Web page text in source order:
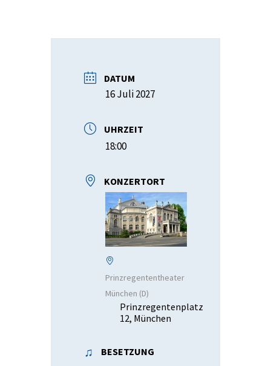
DATUM
16 Juli 2027
UHRZEIT
18:00
KONZERTORT
Prinzregententheater
München (D)
Prinzregentenplatz
12, München
BESETZUNG